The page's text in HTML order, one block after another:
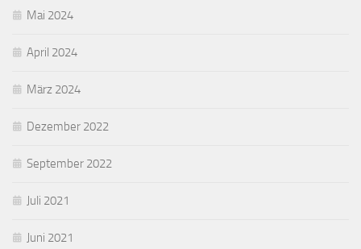
Mai 2024
April 2024
März 2024
Dezember 2022
September 2022
Juli 2021
Juni 2021